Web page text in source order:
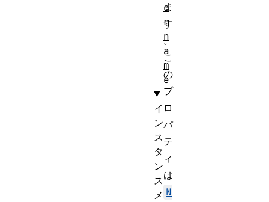
ま
す
。
こ
の
プ
ロ
パ
テ
ィ
は
N
e
r
n
a
m
e
イ
ン
ス
タ
ン
ス
メ